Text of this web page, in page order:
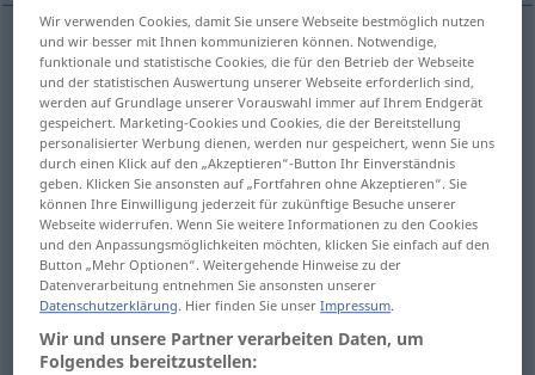
Ordnungf ordre(≈ opposé à chaos)a. BIOL
Reihenfolgef ordre(≈ succession)
Rangm ordre(≈ catégorie)
Wir verwenden Cookies, damit Sie unsere Webseite bestmöglich nutzen
und wir besser mit Ihnen kommunizieren können. Notwendige,
funktionale und statistische Cookies, die für den Betrieb der Webseite
und der statistischen Auswertung unserer Webseite erforderlich sind,
werden auf Grundlage unserer Vorauswahl immer auf Ihrem Endgerät
gespeichert. Marketing-Cookies und Cookies, die der Bereitstellung
personalisierter Werbung dienen, werden nur gespeichert, wenn Sie uns
durch einen Klick auf den „Akzeptieren“-Button Ihr Einverständnis
geben. Klicken Sie ansonsten auf „Fortfahren ohne Akzeptieren“. Sie
können Ihre Einwilligung jederzeit für zukünftige Besuche unserer
Webseite widerrufen. Wenn Sie weitere Informationen zu den Cookies
und den Anpassungsmöglichkeiten möchten, klicken Sie einfach auf den
Button „Mehr Optionen“. Weitergehende Hinweise zu der
Datenverarbeitung entnehmen Sie ansonsten unserer
Datenschutzerklärung. Hier finden Sie unserImpressum.
Wir und unsere Partner verarbeiten Daten, um
Folgendes bereitzustellen: